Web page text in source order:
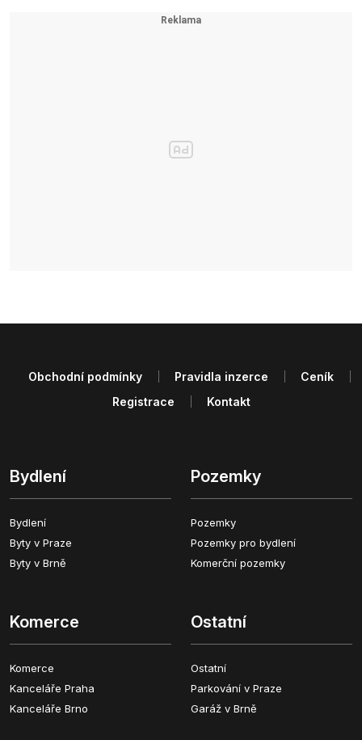
Bydlení
Bydlení
Byty v Praze
Byty v Brně
Pozemky
Pozemky
Pozemky pro bydlení
Komerční pozemky
Komerce
Komerce
Kanceláře Praha
Kanceláře Brno
Ostatní
Ostatní
Parkování v Praze
Garáž v Brně
Obchodní podmínky Pravidla inzerce
Ceník
Registrace
Kontakt